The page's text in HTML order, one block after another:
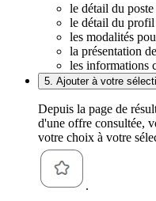
le détail du
le détail du profil
les modalités
la présentation
les informations
5. Ajouter à votre
Depuis la page de
d'une offre consultée,
votre choix à votre
.